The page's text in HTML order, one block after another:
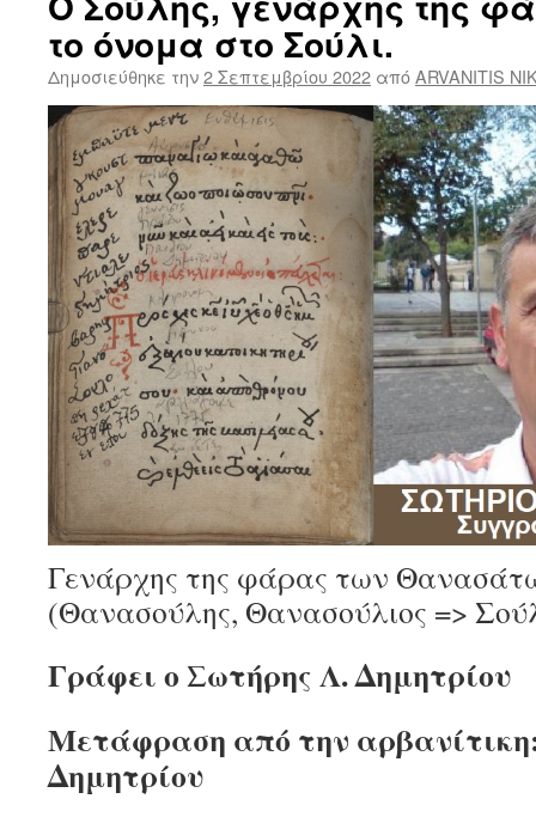
το όνομα στο Σούλι.
Δημοσιεύθηκε την2 Σεπτεμβρίου 2022 απόARVANITIS
Γενάρχης της φάρας των
(Θανασούλης, Θανασούλιος =>
Γράφει ο Σωτήρης Λ. Δημητρίου
Μετάφραση από την
Δημητρίου